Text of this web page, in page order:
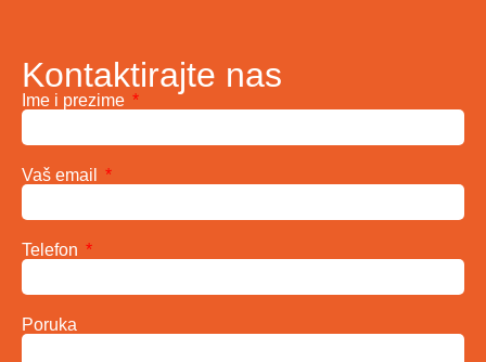
Kontaktirajte nas
Ime i prezime
Vaš email
Telefon
Poruka